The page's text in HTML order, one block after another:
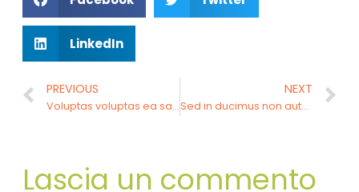
LinkedIn
PREVIOUS
Voluptas voluptas ea sapiente dolor.
NEXT
Sed in ducimus non autem animi minima.
Lascia un commento